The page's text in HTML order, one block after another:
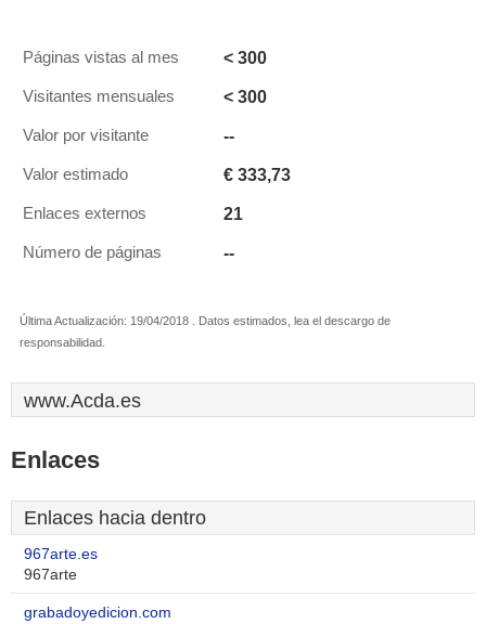
Páginas vistas al mes < 300
Visitantes mensuales < 300
Valor por visitante --
Valor estimado € 333,73
Enlaces externos 21
Número de páginas --
Última Actualización: 19/04/2018 . Datos estimados, lea el descargo de
responsabilidad.
www.Acda.es
Enlaces
Enlaces hacia dentro
967arte.es
967arte
grabadoyedicion.com